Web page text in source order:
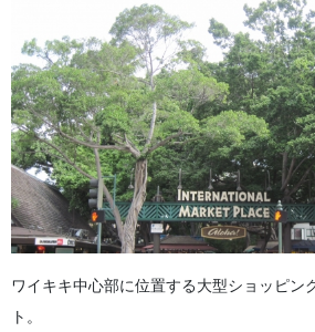
ワイキキ中心部に位置する大型ショッピン
ト。